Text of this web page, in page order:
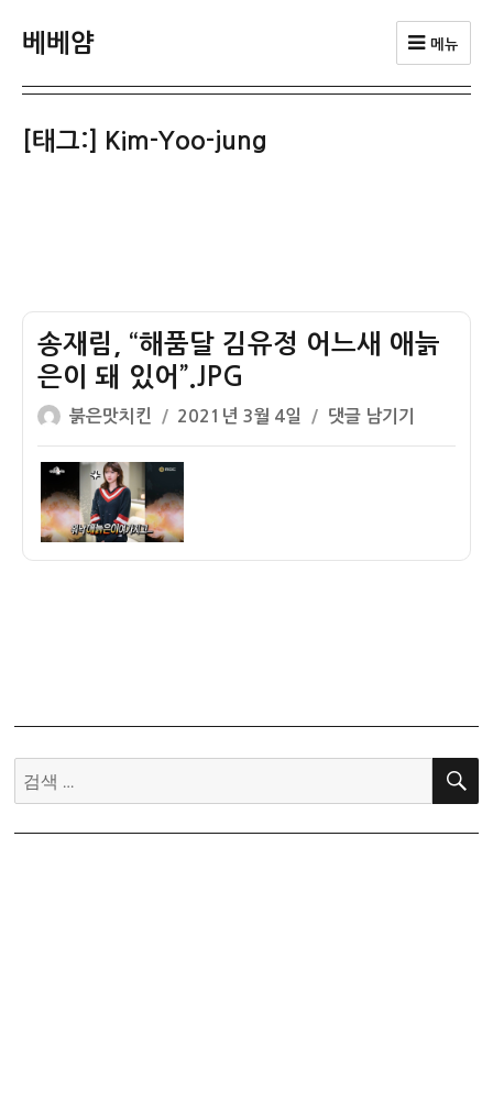
베베얌 메뉴
[태그:] Kim-Yoo-jung
송재림, “해품달 김유정 어느새 애늙
은이 돼 있어”.JPG
글
쓴
이
붉은맛치킨
작
성
자
2021년 3월 4일
송
재
은
댓글 남기기
검
색:
검